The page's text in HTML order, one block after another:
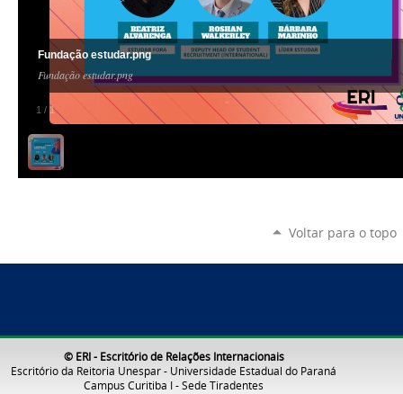
1 / 1
Fundação estudar.png
Fundação estudar.png
Voltar para o topo
© ERI - Escritório de Relações Internacionais
Escritório da Reitoria Unespar - Universidade Estadual do Paraná
Campus Curitiba I - Sede Tiradentes